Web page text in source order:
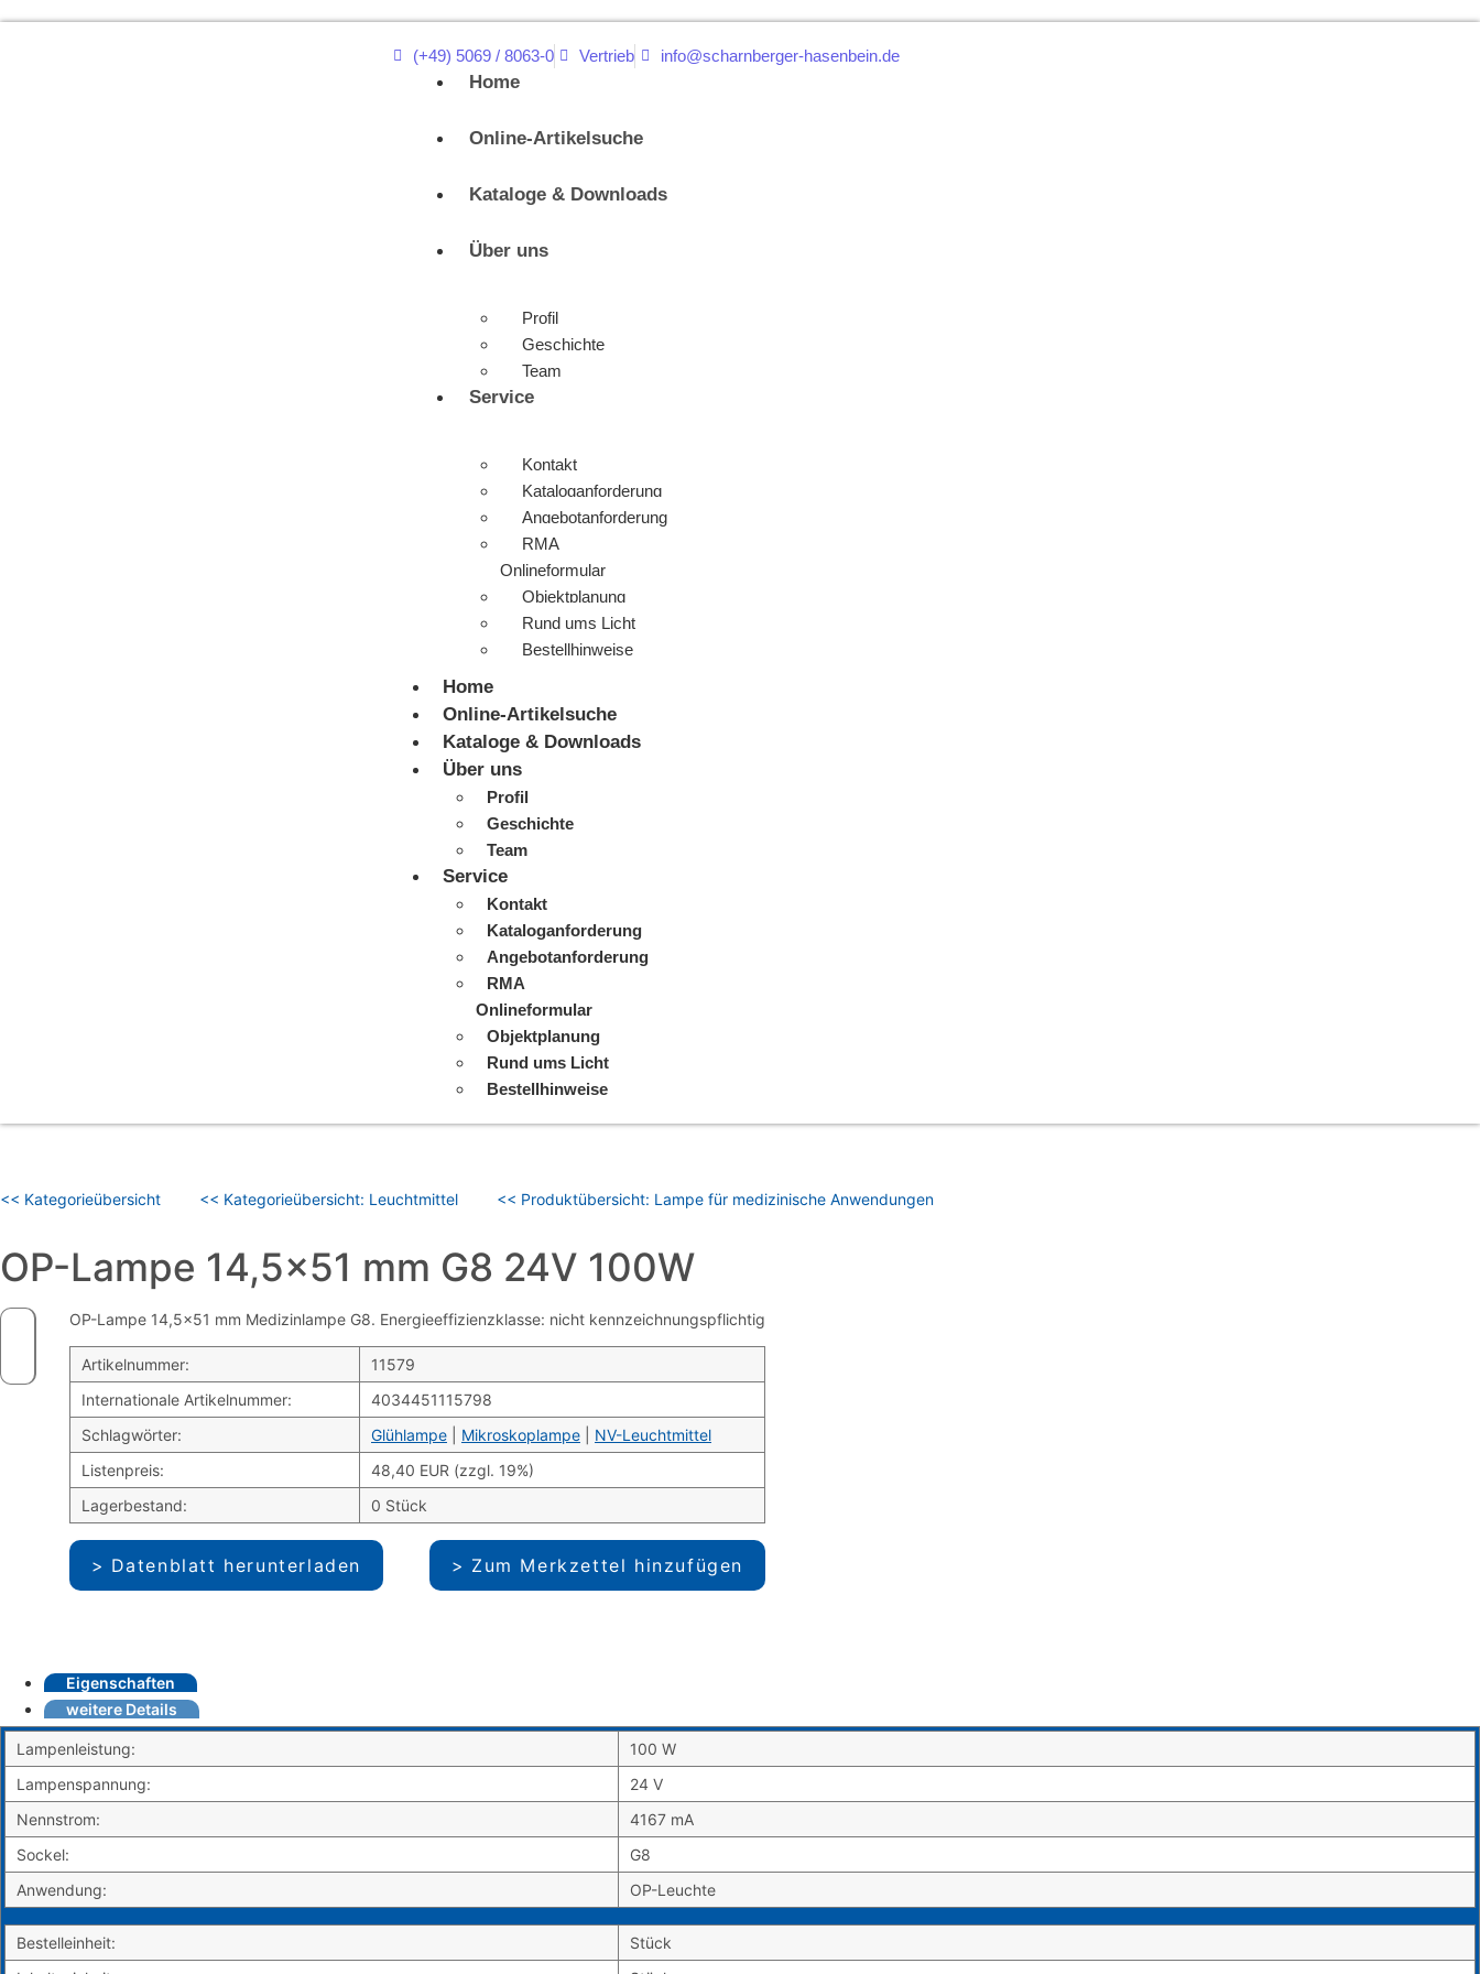
(+49) 5069 / 8063-0 Vertrieb info@scharnberger-hasenbein.de
Home
Online-Artikelsuche
Kataloge & Downloads
Über uns
Profil
Geschichte
Team
Service
Kontakt
Kataloganforderung
Angebotanforderung
RMA
Onlineformular
Objektplanung
Rund ums Licht
Bestellhinweise
Home
Online-Artikelsuche
Kataloge & Downloads
Über uns
Profil
Geschichte
Team
Service
Kontakt
Kataloganforderung
Angebotanforderung
RMA
Onlineformular
Objektplanung
Rund ums Licht
Bestellhinweise
<< Kategorieübersicht << Kategorieübersicht: Leuchtmittel << Produktübersicht: Lampe für medizinische Anwendungen
OP-Lampe 14,5×51 mm G8 24V 100W
OP-Lampe 14,5×51 mm Medizinlampe G8. Energieeffizienzklasse: nicht kennzeichnungspflichtig
Artikelnummer:
11579
Internationale Artikelnummer:
4034451115798
Schlagwörter:
Glühlampe Mikroskoplampe
NV-Leuchtmittel
Listenpreis:
48,40 EUR (zzgl. 19%)
Lagerbestand:
0 Stück
Datenblatt herunterladen Zum Merkzettel hinzufügen
Eigenschaften
weitere Details
Lampenleistung:
100 W
Lampenspannung:
24 V
Nennstrom:
4167 mA
Sockel:
G8
Anwendung:
OP-Leuchte
Bestelleinheit:
Stück